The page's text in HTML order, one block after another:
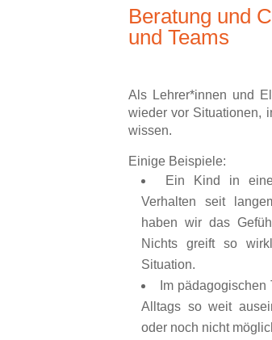
Beratung und
und Teams
Als Lehrer*innen und
wieder vor Situationen,
wissen.
Einige Beispiele:
Ein Kind in
Verhalten seit
haben wir das
Nichts greift so
Situation.
Im
Alltags so weit
oder noch nicht